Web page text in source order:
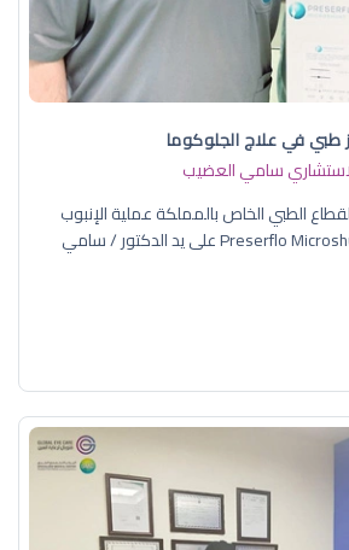
طبي في علاج الجلوكوما
سامي العضيب
الطبي الخاص بالمملكة عملية الإنبوب
المجهري "بريسرفلو" Preserflo Microshunt على يد الدكتور / سامي